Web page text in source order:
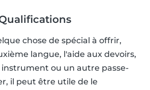
chose de spécial à offrir,
langue, l'aide aux devoirs,
ou un autre passe-
il peut être utile de le